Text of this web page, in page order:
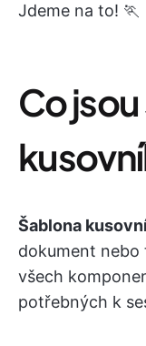
Jdeme na to! 🏃
Co
Šablona
dokument nebo
všech
potřebných k